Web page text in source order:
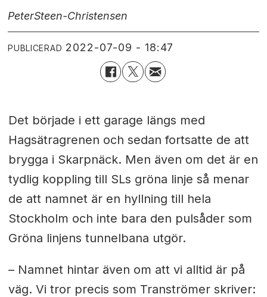
PeterSteen-Christensen
PUBLICERAD 2022-07-09 - 18:47
Det började i ett garage längs med
Hagsätragrenen och sedan fortsatte de att
brygga i Skarpnäck. Men även om det är en
tydlig koppling till SLs gröna linje så menar
de att namnet är en hyllning till hela
Stockholm och inte bara den pulsåder som
Gröna linjens tunnelbana utgör.
– Namnet hintar även om att vi alltid är på
väg. Vi tror precis som Tranströmer skriver: